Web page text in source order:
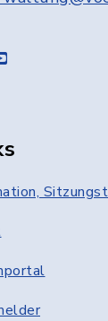
youtube